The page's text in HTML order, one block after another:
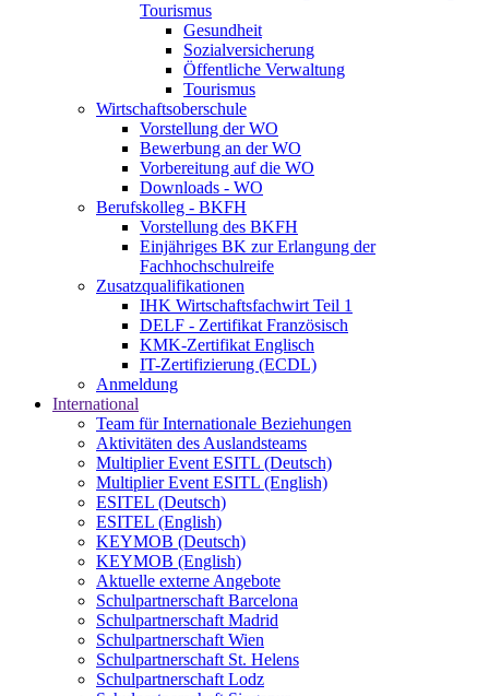
Tourismus
Gesundheit
Sozialversicherung
Öffentliche Verwaltung
Tourismus
Wirtschaftsoberschule
Vorstellung der WO
Bewerbung an der WO
Vorbereitung auf die WO
Downloads - WO
Berufskolleg - BKFH
Vorstellung des BKFH
Einjähriges BK zur Erlangung der
Fachhochschulreife
Zusatzqualifikationen
IHK Wirtschaftsfachwirt Teil 1
DELF - Zertifikat Französisch
KMK-Zertifikat Englisch
IT-Zertifizierung (ECDL)
Anmeldung
International
Team für Internationale Beziehungen
Aktivitäten des Auslandsteams
Multiplier Event ESITL (Deutsch)
Multiplier Event ESITL (English)
ESITEL (Deutsch)
ESITEL (English)
KEYMOB (Deutsch)
KEYMOB (English)
Aktuelle externe Angebote
Schulpartnerschaft Barcelona
Schulpartnerschaft Madrid
Schulpartnerschaft Wien
Schulpartnerschaft St. Helens
Schulpartnerschaft Lodz